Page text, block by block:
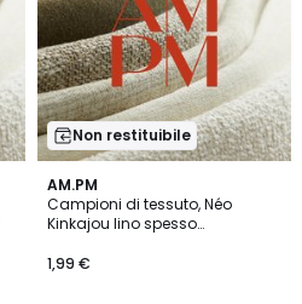
Non restituibile
AM.PM
Campioni di tessuto, Néo
Kinkajou lino spesso
1,99 €